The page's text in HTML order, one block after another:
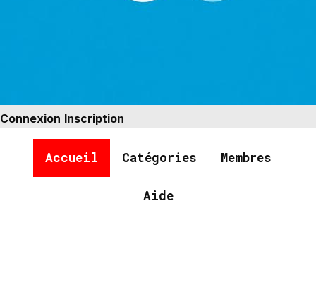
Connexion Inscription
Accueil Catégories Membres
Aide